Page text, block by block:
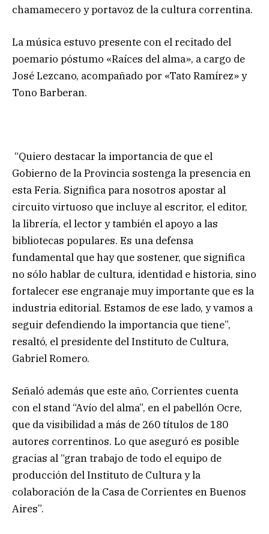
chamamecero y portavoz de la cultura correntina.
La música estuvo presente con el recitado del
poemario póstumo «Raíces del alma», a cargo de
José Lezcano, acompañado por «Tato Ramírez» y
Tono Barberan.
“Quiero destacar la importancia de que el
Gobierno de la Provincia sostenga la presencia en
esta Feria. Significa para nosotros apostar al
circuito virtuoso que incluye al escritor, el editor,
la librería, el lector y también el apoyo a las
bibliotecas populares. Es una defensa
fundamental que hay que sostener, que significa
no sólo hablar de cultura, identidad e historia, sino
fortalecer ese engranaje muy importante que es la
industria editorial. Estamos de ese lado, y vamos a
seguir defendiendo la importancia que tiene”,
resaltó, el presidente del Instituto de Cultura,
Gabriel Romero.
Señaló además que este año, Corrientes cuenta
con el stand “Avío del alma”, en el pabellón Ocre,
que da visibilidad a más de 260 títulos de 180
autores correntinos. Lo que aseguró es posible
gracias al “gran trabajo de todo el equipo de
producción del Instituto de Cultura y la
colaboración de la Casa de Corrientes en Buenos
Aires”.